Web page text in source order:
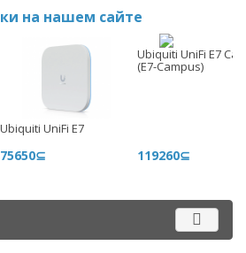
на нашем сайте
Ubiquiti UniFi E7
75650⊆
Ubiquiti UniFi E7
(E7-Campus)
119260⊆